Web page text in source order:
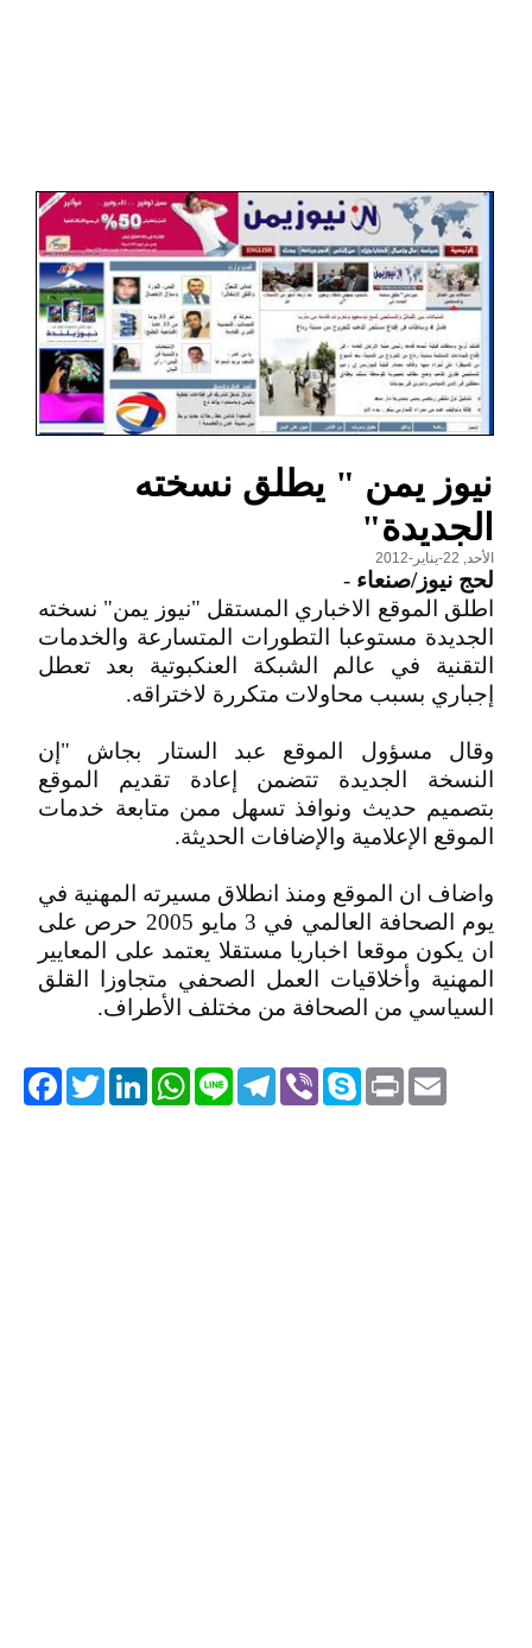
نيوز يمن " يطلق نسخته
الجديدة"
الأحد, 22-يناير-2012
لحج نيوز/صنعاء -
اطلق الموقع الاخباري المستقل "نيوز يمن" نسخته
الجديدة مستوعبا التطورات المتسارعة والخدمات
التقنية في عالم الشبكة العنكبوتية بعد تعطل
إجباري بسبب محاولات متكررة لاختراقه.
وقال مسؤول الموقع عبد الستار بجاش "إن
النسخة الجديدة تتضمن إعادة تقديم الموقع
بتصميم حديث ونوافذ تسهل ممن متابعة خدمات
الموقع الإعلامية والإضافات الحديثة.
واضاف ان الموقع ومنذ انطلاق مسيرته المهنية في
يوم الصحافة العالمي في 3 مايو 2005 حرص على
ان يكون موقعا اخباريا مستقلا يعتمد على المعايير
المهنية وأخلاقيات العمل الصحفي متجاوزا القلق
السياسي من الصحافة من مختلف الأطراف.
TwitterLinkedIn
WhatsApp Line
Telegram ViberSkype PrintEmail